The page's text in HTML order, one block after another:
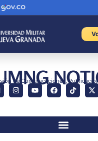
de Comunicaciones,